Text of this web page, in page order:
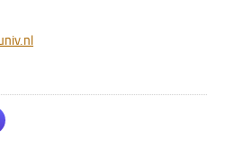
via WhatsApp
via Mastodon